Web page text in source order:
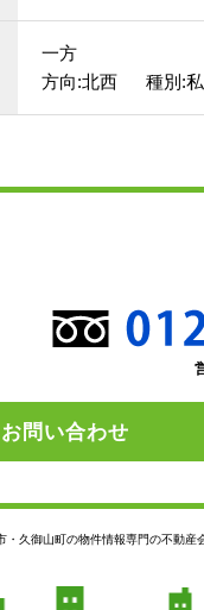
一方
方向:北西 種別:
お問い合わせ
・久御山町の物件情報専門の不動産